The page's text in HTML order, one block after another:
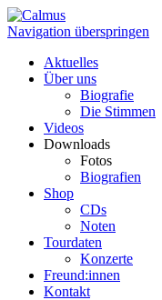
Navigation überspringen
Aktuelles
Über uns
Biografie
Die Stimmen
Videos
Downloads
Fotos
Biografien
Shop
CDs
Noten
Tourdaten
Konzerte
Freund:innen
Kontakt